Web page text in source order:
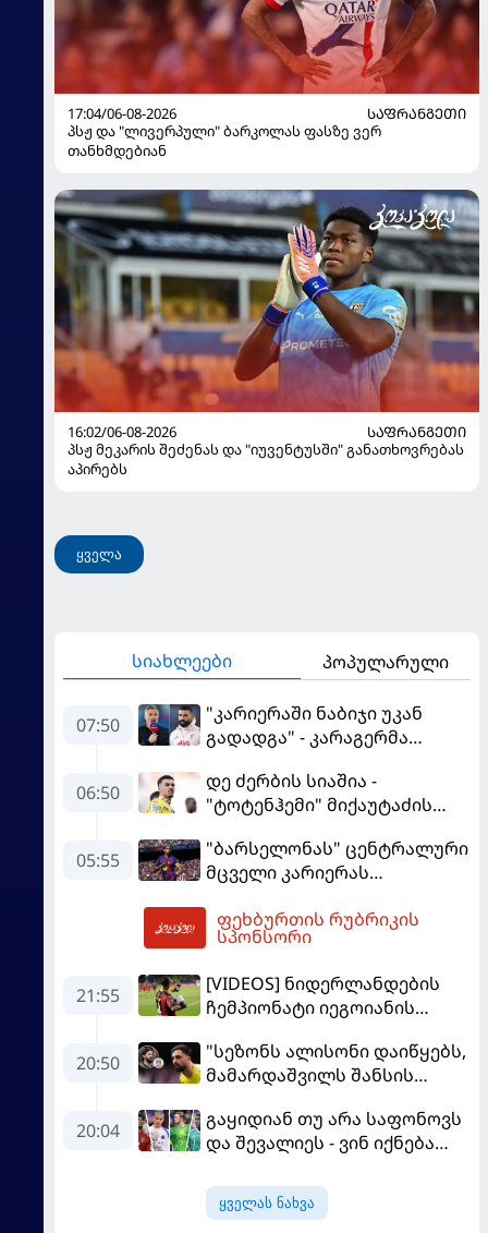
17:04/06-08-2026
ᲡᲐᲤᲠᲐᲜᲒᲔᲗᲘ
პსჟ და "ლივერპული" ბარკოლას ფასზე ვერ
თანხმდებიან
16:02/06-08-2026
ᲡᲐᲤᲠᲐᲜᲒᲔᲗᲘ
პსჟ მეკარის შეძენას და "იუვენტუსში" განათხოვრებას
აპირებს
ყველა
სიახლეები პოპულარული
07:50
"კარიერაში ნაბიჯი უკან
გადადგა" - კარაგერმა
06:50
დე ძერბის სიაშია -
"ტოტენჰემი" მიქაუტაძის
05:55
"ბარსელონას" ცენტრალური
მცველი კარიერას
გააგრძელებს
ფეხბურთის რუბრიკის
სპონსორი
21:55
[VIDEOS] ნიდერლანდების
ჩემპიონატი იეგოიანის
MVP გახდა
20:50
"სეზონს ალისონი დაიწყებს,
მამარდაშვილს შანსის
მოთმინება სჭირდება,
რომელსაც 100%-ით
"ლივერპულის" ყოფილმა
მეკარემ
20:04
გაყიდიან თუ არა საფონოვს
და შევალიეს - ვინ იქნება
ყველას ნახვა